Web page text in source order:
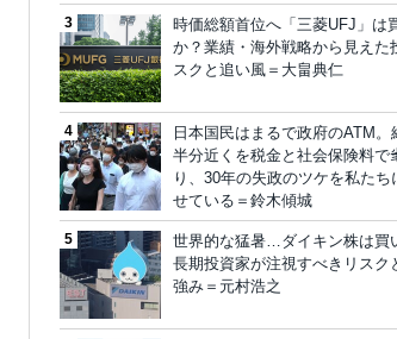
時価総額首位へ「三菱UFJ」は
か？業績・海外戦略から見えた
スクと追い風＝大畠典仁
日本国民はまるで政府のATM。
半分近くを税金と社会保険料で
り、30年の失政のツケを私たち
せている＝鈴木傾城
世界的な猛暑…ダイキン株は買
長期投資家が注視すべきリスク
強み＝元村浩之